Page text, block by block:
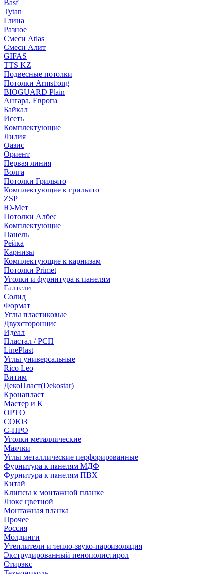
Basf
Tytan
Глина
Разное
Смеси Atlas
Смеси Алит
GIFAS
TTS KZ
Подвесные потолки
Потолки Armstrong
BIOGUARD Plain
Ангара, Европа
Байкал
Исеть
Комплектующие
Лилия
Оазис
Ориент
Первая линия
Волга
Потолки Грильято
Комплектующие к грильято
ZSP
Ю-Мет
Потолки Албес
Комплектующие
Панель
Рейка
Карнизы
Комплектующие к карнизам
Потолки Primet
Уголки и фурнитура к панелям
Галтели
Солид
Формат
Углы пластиковые
Двухсторонние
Идеал
Пластал / РСП
LinePlast
Углы универсальные
Rico Leo
Витим
ДекоПласт(Dekostar)
Кронапласт
Мастер и К
ОРТО
СОЮЗ
С-ПРО
Уголки металлические
Маячки
Углы металлические перфорированные
Фурнитура к панелям МДФ
Фурнитура к панелям ПВХ
Китай
Клипсы к монтажной планке
Люкс цветной
Монтажная планка
Прочее
Россия
Молдинги
Утеплители и тепло-звуко-пароизоляция
Экструдированный пенополистирол
Стирэкс